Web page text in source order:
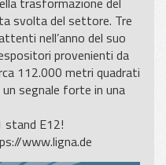
svolta del settore. Tre
nell’anno del suo
provenienti da
112.000 metri quadrati
segnale forte in una
stand E12!
www.ligna.de